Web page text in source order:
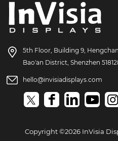
5th Floor, Building 9,
Bao'an District, Shenzhen
hello@invisiadisplays.com
Copyright ©2026 InVisia